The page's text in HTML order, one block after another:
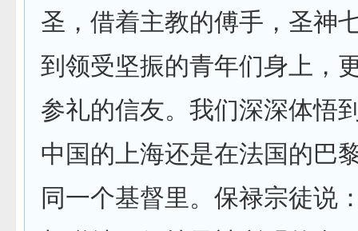
圣，借着主教的傅手，圣神
到领受坚振的青年们身上，
参礼的信友。我们深深体悟
中国的上海还是在法国的巴
同一个基督里。保禄宗徒说